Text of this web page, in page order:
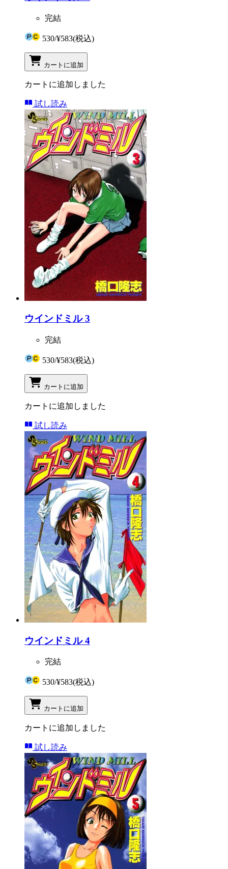
完結
530/¥583(税込)
カートに追加
カートに追加しました
試し読み
ウインドミル 3
完結
530/¥583(税込)
カートに追加
カートに追加しました
試し読み
ウインドミル 4
完結
530/¥583(税込)
カートに追加
カートに追加しました
試し読み